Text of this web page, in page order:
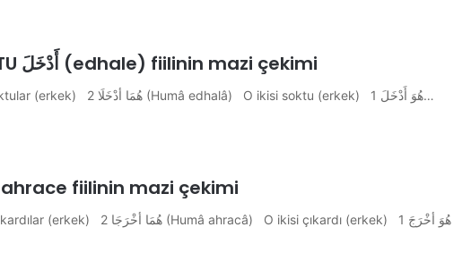
ARAPÇA (İÇERİYE) SOKTU أَدْخَلَ (edhale) fiilinin mazi çekimi
هُمْ أَدْخَلُوا 3 (Hum edhalû) Onlar soktular (erkek) هُمَا أدْخَلَا 2 (Humâ edhalâ) O ikisi soktu (erkek) هُوَ أَدْخَلَ 1…
ARAPÇA – ÇIKARDI اَخْرَجَ ahrace fiilinin mazi çekimi